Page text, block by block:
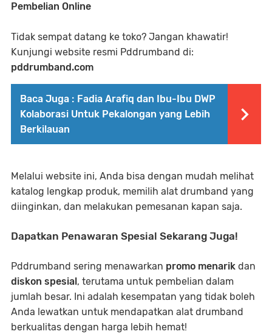
Pembelian Online
Tidak sempat datang ke toko? Jangan khawatir!
Kunjungi website resmi Pddrumband di:
pddrumband.com
Baca Juga : Fadia Arafiq dan Ibu-Ibu DWP
Kolaborasi Untuk Pekalongan yang Lebih
Berkilauan
Melalui website ini, Anda bisa dengan mudah melihat
katalog lengkap produk, memilih alat drumband yang
diinginkan, dan melakukan pemesanan kapan saja.
Dapatkan Penawaran Spesial Sekarang Juga!
Pddrumband sering menawarkan promo menarik dan
diskon spesial, terutama untuk pembelian dalam
jumlah besar. Ini adalah kesempatan yang tidak boleh
Anda lewatkan untuk mendapatkan alat drumband
berkualitas dengan harga lebih hemat!